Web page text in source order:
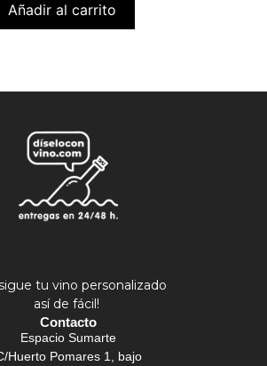
Añadir al carrito
tu vino personalizado
así de fácil!
Contacto
Espacio Sumarte
Huerto Pomares 1, bajo